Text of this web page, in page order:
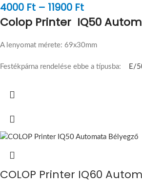
4000 Ft – 11900 Ft
Colop Printer IQ50
A lenyomat mérete: 69x30mm
Festékpárna rendelése ebbe a típusba: E/
COLOP Printer IQ60